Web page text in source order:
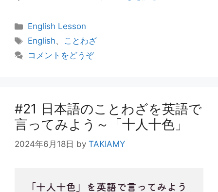
カ
テ
リ
English Lesson
タ
グ
English、 ことわざ
コメントをどうぞ
#21 日本語のことわざを英語で
言ってみよう～「十人十色」
2024年6月18日 by TAKIAMY